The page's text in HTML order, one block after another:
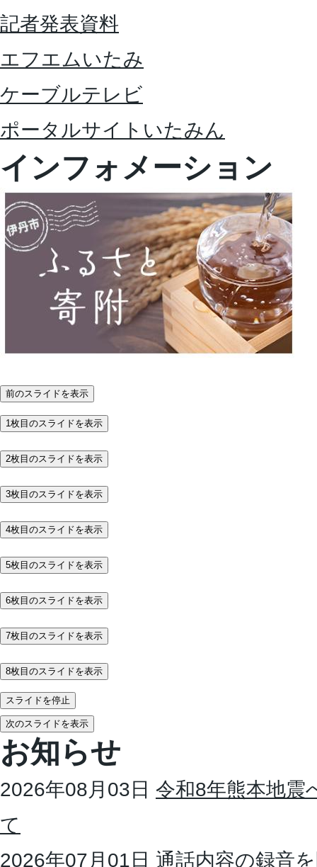
記者発表資料
エフエムいたみ
ケーブルテレビ
ポータルサイトいたみん
インフォメーション
2
枚
ラ
イ
ド
前のスライドを表示
1枚目のスライドを表示
2枚目のスライドを表示
3枚目のスライドを表示
4枚目のスライドを表示
5枚目のスライドを表示
6枚目のスライドを表示
7枚目のスライドを表示
8枚目のスライドを表示
スライドを停止
次のスライドを表示
お知らせ
2026年08月03日 令和8年熊本地震
て
2026年07月01日 通話内容の録音